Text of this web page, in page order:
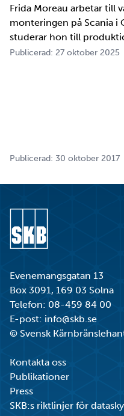
Frida Moreau arbetar till
monteringen på Scania i
studerar hon till
under tio veckor i höst
Publicerad: 27 oktober 2025
Publicerad: 30 oktober 2017
Evenemangsgatan 13
Box 3091, 169 03 Solna
Telefon: 08-459 84 00
E-post: info@skb.se
© Svensk
Kontakta oss
Publikationer
Press
SKB:s riktlinjer för